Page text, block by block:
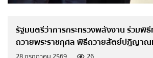
ข่าวประชาสัมพันธ์
รัฐมนตรีว่าการกระทรวงพลังงาน ร่วม
ถวายพระราชกุศล พิธีถวายสัตย์ปฏิญาณเ
ที่ดีและพลังของแผ่นดิน ทูลเกล้าฯถวายแจ